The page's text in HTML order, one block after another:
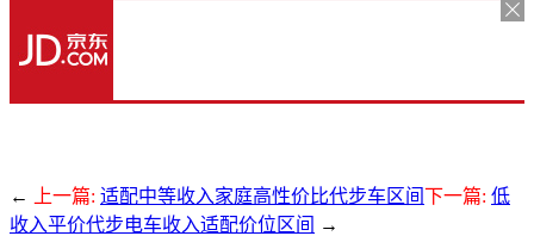
← 上一篇: 适配中等收入家庭高性价比代步车区间下一篇: 低
收入平价代步电车收入适配价位区间 →